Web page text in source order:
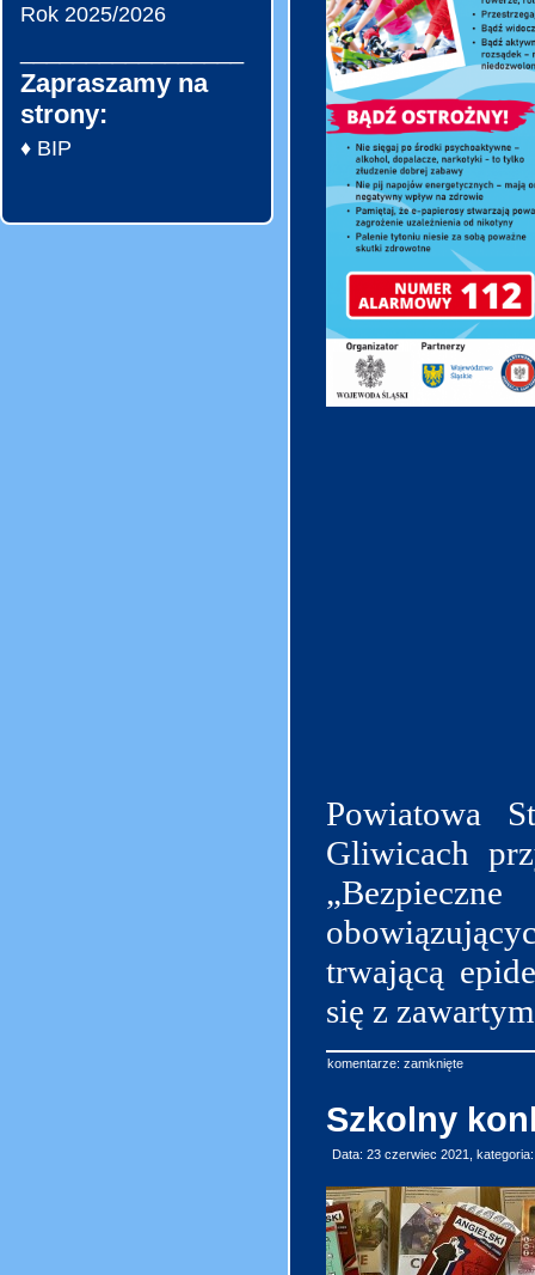
Rok 2025/2026
Zapraszamy na
strony:
♦ BIP
Powiatowa
Gliwicach
trwającą
się z
komentarze: zamknięte
Szkolny
Data: 23 czerwiec 2021,